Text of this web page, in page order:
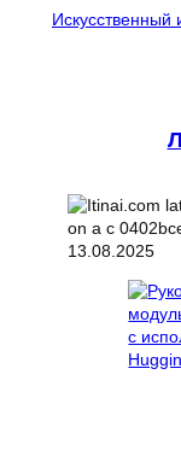
Искусственный
13.08.2025